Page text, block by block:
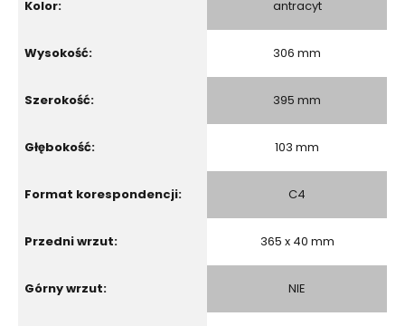
Kolor: antracyt
Wysokość: 306 mm
Szerokość: 395 mm
Głębokość: 103 mm
Format korespondencji: C4
Przedni wrzut: 365 x 40 mm
Górny wrzut: NIE